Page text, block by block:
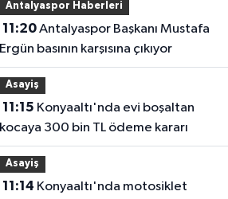
Antalyaspor Haberleri
11:20Antalyaspor Başkanı Mustafa
Ergün basının karşısına çıkıyor
Asayiş
11:15
kocaya 300 bin TL ödeme kararı
Asayiş
11:14